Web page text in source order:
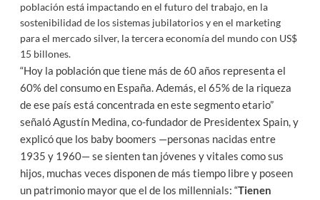
población está impactando en el futuro del trabajo, en la
sostenibilidad de los sistemas jubilatorios y en el marketing
para el mercado silver, la tercera economía del mundo con US$
15 billones.
“Hoy la población que tiene más de 60 años representa el
60% del consumo en España. Además, el 65% de la riqueza
de ese país está concentrada en este segmento etario”
señaló Agustín Medina, co-fundador de Presidentex Spain, y
explicó que los baby boomers —personas nacidas entre
1935 y 1960— se sienten tan jóvenes y vitales como sus
hijos, muchas veces disponen de más tiempo libre y poseen
un patrimonio mayor que el de los millennials: “Tienen